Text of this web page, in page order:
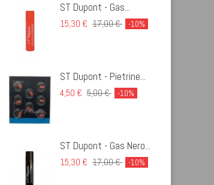
ST Dupont - Gas...
15,30 € 17,00 € -10%
ST Dupont - Pietrine...
4,50 € 5,00 € -10%
ST Dupont - Gas Nero...
15,30 € 17,00 € -10%